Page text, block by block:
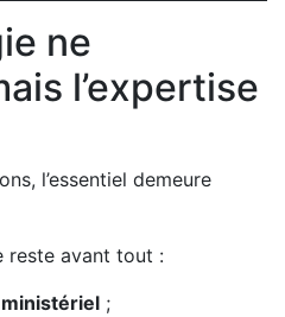
ne
l’expertise
l’essentiel demeure
reste avant tout :
;